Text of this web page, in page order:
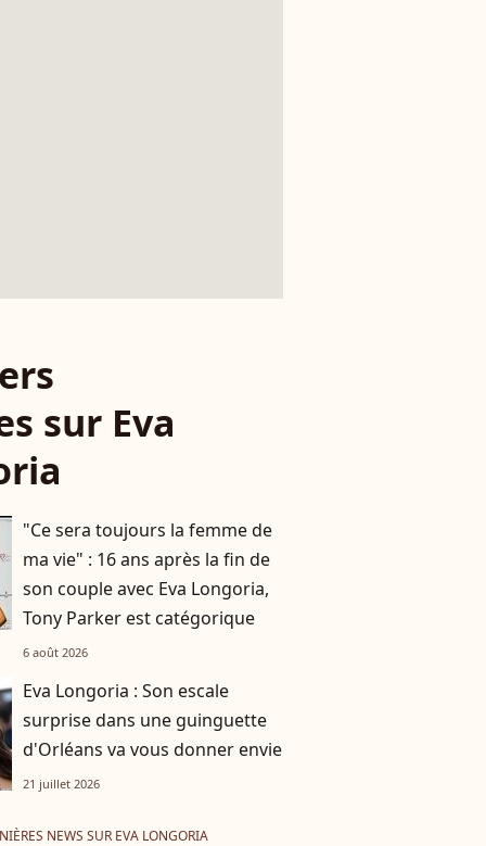
sur Eva
"Ce sera toujours la femme de
ma vie" : 16 ans après la fin de
son couple avec Eva Longoria,
Tony Parker est catégorique
6 août 2026
Eva Longoria : Son escale
surprise dans une guinguette
d'Orléans va vous donner envie
21 juillet 2026
NEWS SUR EVA LONGORIA